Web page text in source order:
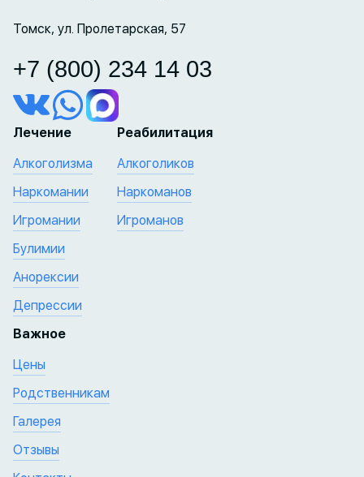
Томск, ул. Пролетарская, 57
+7 (800) 234 14 03
Лечение
Алкоголизма
Наркомании
Игромании
Булимии
Анорексии
Депрессии
Реабилитация
Алкоголиков
Наркоманов
Игроманов
Важное
Цены
Родственникам
Галерея
Отзывы